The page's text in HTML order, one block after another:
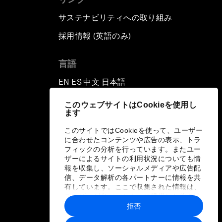
このウェブサイトはCookieを使用し
ます
このサイトではCookieを使って、ユーザー
に合わせたコンテンツや広告の表示、トラ
フィックの分析を行っています。またユー
ザーによるサイトの利用状況についても情
報を収集し、ソーシャルメディアや広告配
信、データ解析の各パートナーに情報を共
有しています。ここで収集された情報は、
ユーザーが各パートナーに提供した他の情
報や各パートナーのサービスを使用した際
に収集された情報と組み合わされ、各パー
拒否
サステナビリティへの取り組み
採用情報 (英語のみ)
言語
EN ▪ES▪中文▪ 日本語